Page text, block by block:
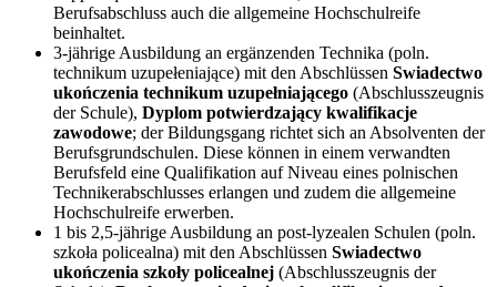
Berufsabschluss auch die allgemeine Hochschulreife
beinhaltet.
3-jährige Ausbildung an ergänzenden Technika (poln.
technikum uzupełeniające) mit den Abschlüssen Swiadectwo
ukończenia technikum uzupełniającego (Abschlusszeugnis
der Schule), Dyplom potwierdzający kwalifikacje
zawodowe; der Bildungsgang richtet sich an Absolventen der
Berufsgrundschulen. Diese können in einem verwandten
Berufsfeld eine Qualifikation auf Niveau eines polnischen
Technikerabschlusses erlangen und zudem die allgemeine
Hochschulreife erwerben.
1 bis 2,5-jährige Ausbildung an post-lyzealen Schulen (poln.
szkoła policealna) mit den Abschlüssen Swiadectwo
ukończenia szkoły policealnej (Abschlusszeugnis der